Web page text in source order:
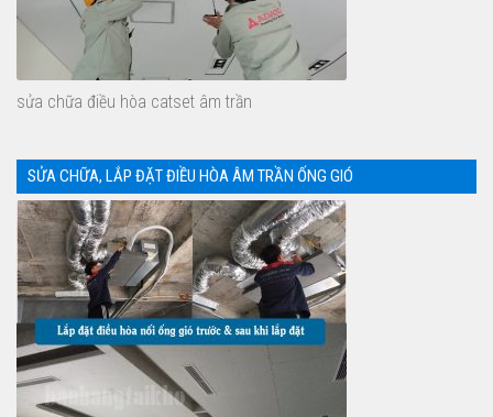
sửa chữa điều hòa catset âm trần
SỬA CHỮA, LẮP ĐẶT ĐIỀU HÒA ÂM TRẦN ỐNG GIÓ